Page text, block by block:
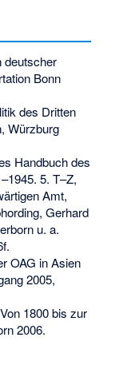
deutscher
Bonn
des Dritten
Würzburg
Handbuch des
5. T–Z,
Amt,
Gerhard
u. a.
OAG in Asien
2005,
1800 bis zur
2006.